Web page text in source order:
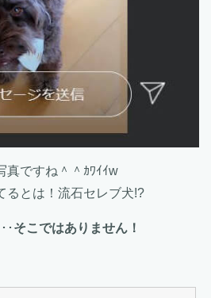
真ですね＾＾ｶﾜｲｲw
るとは！流石セレブ犬!?
･ そこではありません！